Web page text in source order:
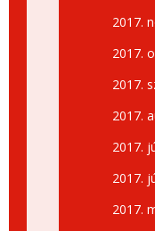
2017.
2017.
2017.
2017.
2017.
2017.
2017.